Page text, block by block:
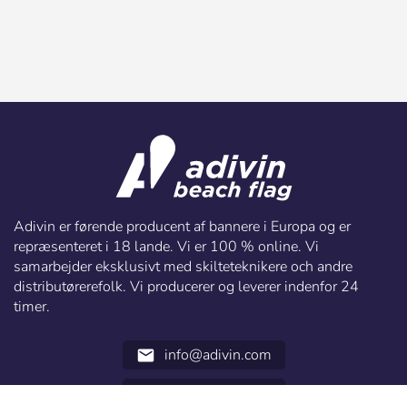
Adivin er førende producent af bannere i Europa og er
repræsenteret i 18 lande. Vi er 100 % online. Vi
samarbejder eksklusivt med skilteteknikere och andre
distributørerefolk. Vi producerer og leverer indenfor 24
timer.
email info@adivin.com